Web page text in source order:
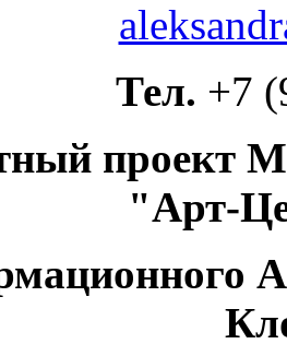
Тел. +7
проект
"Арт-